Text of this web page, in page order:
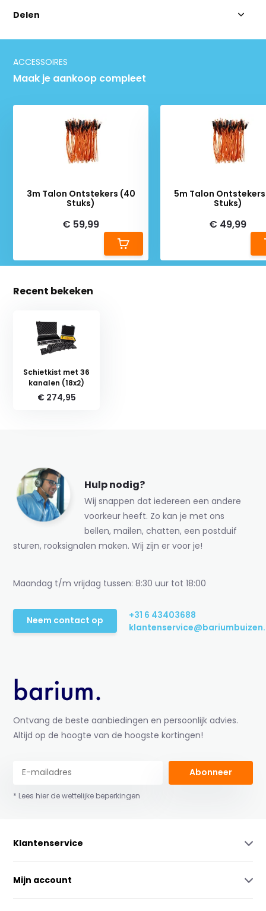
Delen
ACCESSOIRES
Maak je aankoop compleet
3m Talon Ontstekers (40
Stuks)
€ 59,99
5m Talon
Stuks)
€ 49,99
Recent bekeken
Schietkist met 36
kanalen (18x2)
€ 274,95
Hulp nodig?
Wij snappen dat iedereen een andere
voorkeur heeft. Zo kan je met ons
bellen, mailen, chatten, een postduif
sturen, rooksignalen maken. Wij zijn er voor je!
Maandag t/m vrijdag tussen: 8:30 uur tot 18:00
Neem contact op
+31 6 43403688
Ontvang de beste aanbiedingen en persoonlijk advies.
Altijd op de hoogte van de hoogste kortingen!
Abonneer
* Lees hier de wettelijke beperkingen
Klantenservice
Mijn account